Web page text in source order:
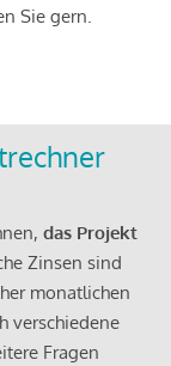
Sie gern.
das Projekt
Zinsen sind
monatlichen
verschiedene
Fragen